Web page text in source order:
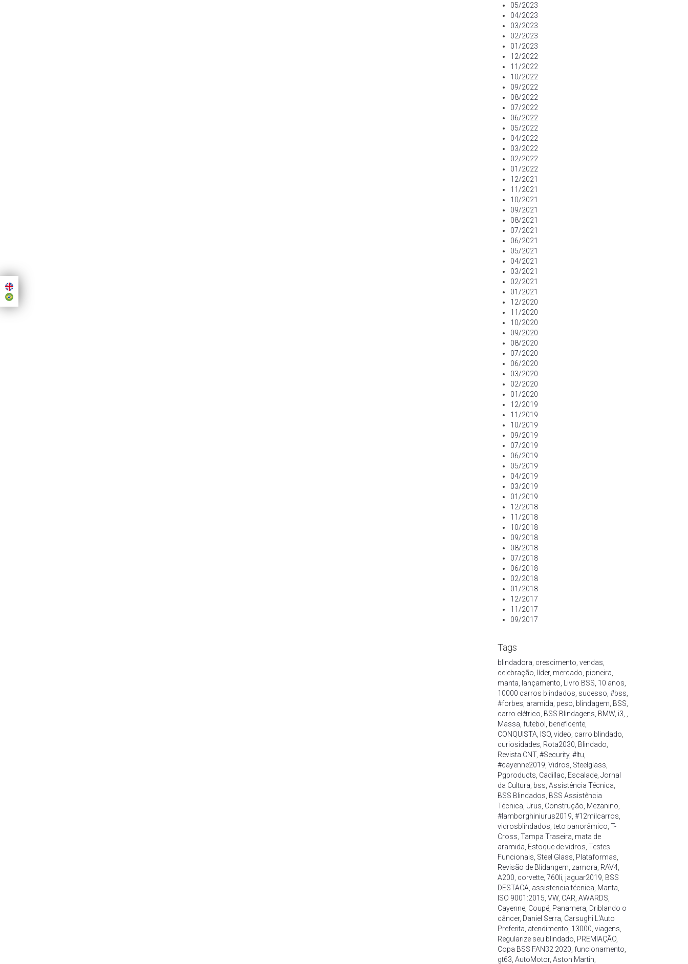
05/2023
04/2023
03/2023
02/2023
01/2023
12/2022
11/2022
10/2022
09/2022
08/2022
07/2022
06/2022
05/2022
04/2022
03/2022
02/2022
01/2022
12/2021
11/2021
10/2021
09/2021
08/2021
07/2021
06/2021
05/2021
04/2021
03/2021
02/2021
01/2021
12/2020
11/2020
10/2020
09/2020
08/2020
07/2020
06/2020
03/2020
02/2020
01/2020
12/2019
11/2019
10/2019
09/2019
07/2019
06/2019
05/2019
04/2019
03/2019
01/2019
12/2018
11/2018
10/2018
09/2018
08/2018
07/2018
06/2018
02/2018
01/2018
12/2017
11/2017
09/2017
Tags
blindadora crescimento vendas
celebração
líder, mercado pioneira
manta
lançamento Livro BSS 10 anos
10000 carros blindados sucesso #bss
#forbes aramida peso blindagem BSS
carro elétrico BSS Blindagens BMW i3
Massa futebol beneficente
CONQUISTA
ISO video carro blindado
curiosidades Rota2030 Blindado
Revista CNT, #Security, #Itu
#cayenne2019 Vidros Steelglass
Pgproducts Cadillac Escalade Jornal
da Cultura bss Assistência Técnica
BSS Blindados BSS Assistência
Técnica Urus Construção Mezanino
#lamborghiniurus2019 #12milcarros
vidrosblindados ,teto panorâmico T-
Cross Tampa Traseira mata de
aramida Estoque de vidros Testes
Funcionais Steel Glass Plataformas
Revisão de Blidangem zamora RAV4
A200 corvette 760li jaguar2019 BSS
DESTACA assistencia técnica Manta
ISO 9001:2015 VW CAR AWARDS
Cayenne Coupé Panamera Driblando o
câncer, Daniel Serra Carsughi L'Auto
Preferita atendimento 13000 viagens
Regularize seu blindado PREMIAÇÃO
Copa BSS FAN32 2020 funcionamento
gt63 AutoMotor, Aston Martin